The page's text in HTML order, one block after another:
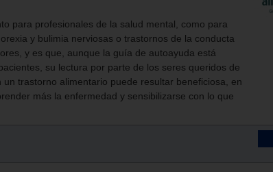
para profesionales de la salud mental, como para
y bulimia nerviosas o trastornos de la conducta
y es que, aunque la guía de autoayuda está
su lectura por parte de los seres queridos de
trastorno alimentario puede resultar beneficiosa, en
más la enfermedad y sensibilizarse con lo que